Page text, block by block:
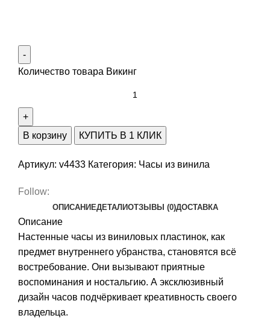
Количество товара Викинг
В корзину КУПИТЬ В 1 КЛИК
Артикул: v4433 Категория: Часы из винила
Follow:
ОПИСАНИЕДЕТАЛИОТЗЫВЫ (0)ДОСТАВКА
Описание
Настенные часы из виниловых пластинок, как
предмет внутреннего убранства, становятся всё
востребование. Они вызывают приятные
воспоминания и ностальгию. А эксклюзивный
дизайн часов подчёркивает креативность своего
владельца.